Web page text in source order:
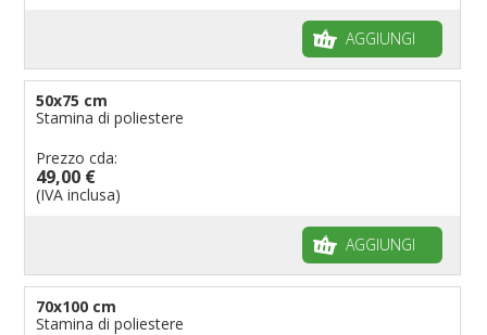
AGGIUNGI
50x75 cm
Stamina di poliestere
Prezzo cda:
49,00 €
(IVA inclusa)
AGGIUNGI
70x100 cm
Stamina di poliestere